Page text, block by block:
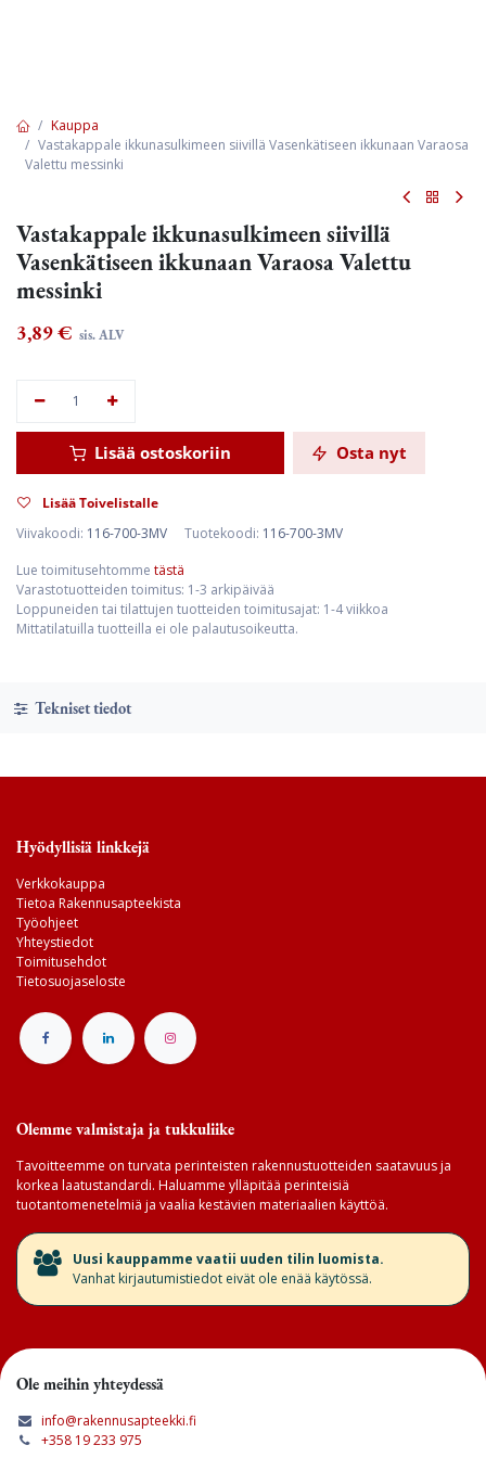
Kauppa
Vastakappale ikkunasulkimeen siivillä Vasenkätiseen ikkunaan Varaosa
Valettu messinki
Vastakappale ikkunasulkimeen siivillä
Vasenkätiseen ikkunaan Varaosa Valettu
messinki
3,89€ sis. ALV
Lisää ostoskoriin Osta nyt
Lisää Toivelistalle
Viivakoodi: 116-700-3MV Tuotekoodi: 116-700-3MV
Lue toimitusehtomme tästä
Varastotuotteiden toimitus: 1-3 arkipäivää
Loppuneiden tai tilattujen tuotteiden toimitusajat: 1-4 viikkoa
Mittatilatuilla tuotteilla ei ole palautusoikeutta.
Tekniset tiedot
Hyödyllisiä linkkejä
Verkkokauppa
Tietoa Rakennusapteekista
Työohjeet
Yhteystiedot
Toimitusehdot
Tietosuojaseloste
Olemme valmistaja ja tukkuliike
Tavoitteemme on turvata perinteisten rakennustuotteiden saatavuus ja
korkea laatustandardi. Haluamme ylläpitää perinteisiä
tuotantomenetelmiä ja vaalia kestävien materiaalien käyttöä.
​Uusi kauppamme vaatii uuden tilin luomista.
Vanhat kirjautumistiedot eivät ole enää käytössä.
Ole meihin yhteydessä
info@rakennusapteekki.fi
+358 19 233 975